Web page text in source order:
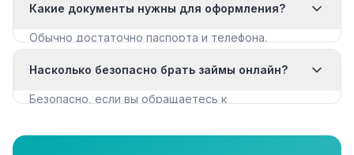
с плохой КИ».
Какие документы нужны для оформления?
Обычно достаточно паспорта и телефона.
документы для крупных сумм.
Насколько безопасно брать займы онлайн?
Безопасно, если вы обращаетесь к
организации в нашем каталоге имеют лицензию.